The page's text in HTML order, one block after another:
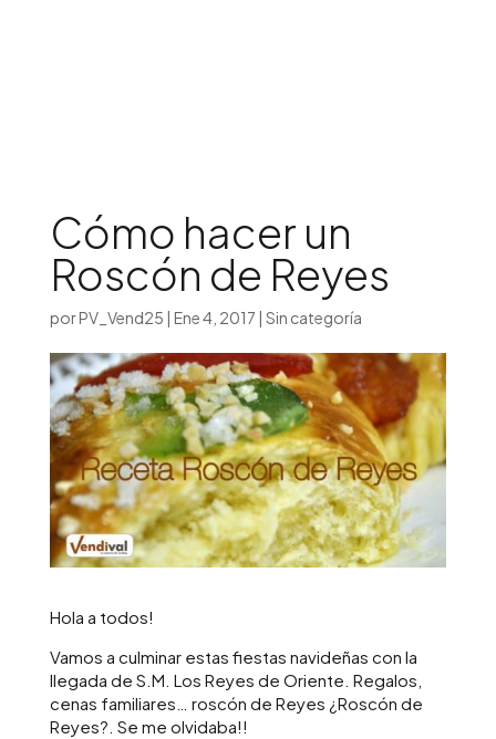
Cómo hacer un
Roscón de Reyes
porPV_Vend25 | Ene 4, 2017 | Sin categoría
Hola a todos!
Vamos a culminar estas fiestas navideñas con la
llegada de S.M. Los Reyes de Oriente. Regalos,
cenas familiares… roscón de Reyes ¿Roscón de
Reyes?. Se me olvidaba!!